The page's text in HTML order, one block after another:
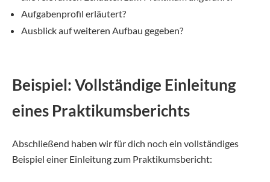
Aufgabenprofil erläutert?
Ausblick auf weiteren Aufbau gegeben?
Beispiel: Vollständige Einleitung
eines Praktikumsberichts
Abschließend haben wir für dich noch ein vollständiges
Beispiel einer Einleitung zum Praktikumsbericht: